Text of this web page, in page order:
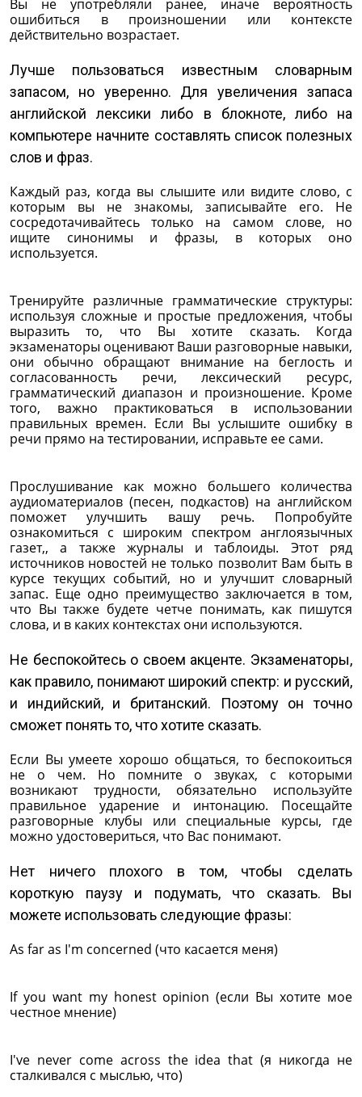
Вы не употребляли ранее, иначе вероятность
ошибиться в произношении или контексте
действительно возрастает.
Лучше пользоваться известным словарным
запасом, но уверенно. Для увеличения запаса
английской лексики либо в блокноте, либо на
компьютере начните составлять список полезных
слов и фраз.
Каждый раз, когда вы слышите или видите слово, с
которым вы не знакомы, записывайте его. Не
сосредотачивайтесь только на самом слове, но
ищите синонимы и фразы, в которых оно
используется.
Тренируйте различные грамматические структуры:
используя сложные и простые предложения, чтобы
выразить то, что Вы хотите сказать. Когда
экзаменаторы оценивают Ваши разговорные навыки,
они обычно обращают внимание на беглость и
согласованность речи, лексический ресурс,
грамматический диапазон и произношение. Кроме
того, важно практиковаться в использовании
правильных времен. Если Вы услышите ошибку в
речи прямо на тестировании, исправьте ее сами.
Прослушивание как можно большего количества
аудиоматериалов (песен, подкастов) на английском
поможет улучшить вашу речь. Попробуйте
ознакомиться с широким спектром англоязычных
газет,, а также журналы и таблоиды. Этот ряд
источников новостей не только позволит Вам быть в
курсе текущих событий, но и улучшит словарный
запас. Еще одно преимущество заключается в том,
что Вы также будете четче понимать, как пишутся
слова, и в каких контекстах они используются.
Не беспокойтесь о своем акценте. Экзаменаторы,
как правило, понимают широкий спектр: и русский,
и индийский, и британский. Поэтому он точно
сможет понять то, что хотите сказать.
Если Вы умеете хорошо общаться, то беспокоиться
не о чем. Но помните о звуках, с которыми
возникают трудности, обязательно используйте
правильное ударение и интонацию. Посещайте
разговорные клубы или специальные курсы, где
можно удостовериться, что Вас понимают.
Нет ничего плохого в том, чтобы сделать
короткую паузу и подумать, что сказать. Вы
можете использовать следующие фразы:
As far as I'm concerned (что касается меня)
If you want my honest opinion (если Вы хотите мое
честное мнение)
I've never come across the idea that (я никогда не
сталкивался с мыслью, что)